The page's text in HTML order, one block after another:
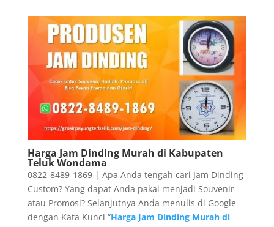
Harga Jam Dinding Murah di Kabupaten
Teluk Wondama
0822-8489-1869 | Apa Anda tengah cari Jam Dinding
Custom? Yang dapat Anda pakai menjadi Souvenir
atau Promosi? Selanjutnya Anda menulis di Google
dengan Kata Kunci “Harga Jam Dinding Murah di